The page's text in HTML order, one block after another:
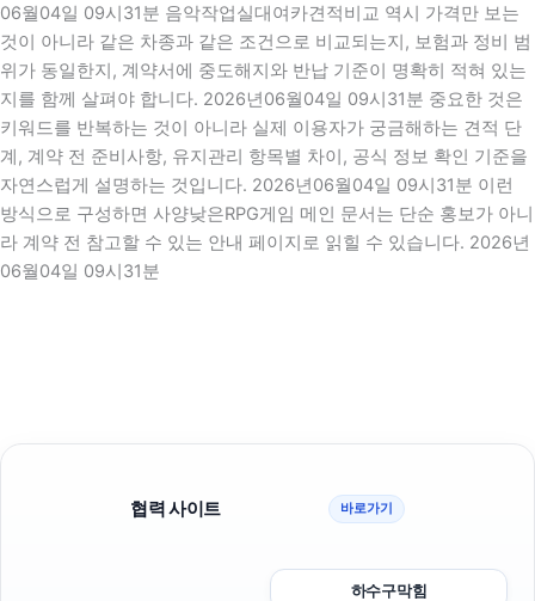
06월04일 09시31분 음악작업실대여카견적비교 역시 가격만 보는
것이 아니라 같은 차종과 같은 조건으로 비교되는지, 보험과 정비 범
위가 동일한지, 계약서에 중도해지와 반납 기준이 명확히 적혀 있는
지를 함께 살펴야 합니다. 2026년06월04일 09시31분 중요한 것은
키워드를 반복하는 것이 아니라 실제 이용자가 궁금해하는 견적 단
계, 계약 전 준비사항, 유지관리 항목별 차이, 공식 정보 확인 기준을
자연스럽게 설명하는 것입니다. 2026년06월04일 09시31분 이런
방식으로 구성하면 사양낮은RPG게임 메인 문서는 단순 홍보가 아니
라 계약 전 참고할 수 있는 안내 페이지로 읽힐 수 있습니다. 2026년
06월04일 09시31분
협력 사이트 바로가기
하수구막힘